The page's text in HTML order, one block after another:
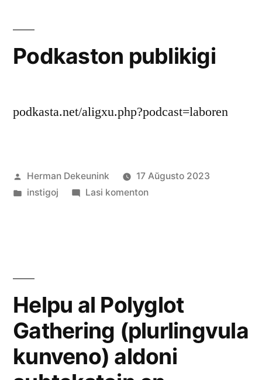
Podkaston publikigi
podkasta.net/aligxu.php?podcast=laboren
Afiŝita
de
Herman Dekeunink
17 Aŭgusto 2023
Afiŝita
instigoj Lasi komentonpri
Helpu al Polyglot
Gathering (plurlingvula
kunveno) aldoni